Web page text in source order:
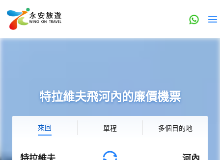
特拉維夫飛河內的廉價機票
來回 單程 多個目的地